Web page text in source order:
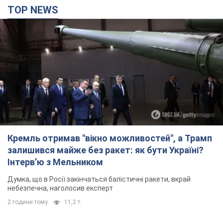
TOP NEWS
Кремль отримав "вікно можливостей", а Трамп
залишився майже без ракет: як бути Україні?
Інтерв’ю з Мельником
Думка, що в Росії закінчаться балістичні ракети, вкрай
небезпечна, наголосив експерт
2 години тому 11,2 т.